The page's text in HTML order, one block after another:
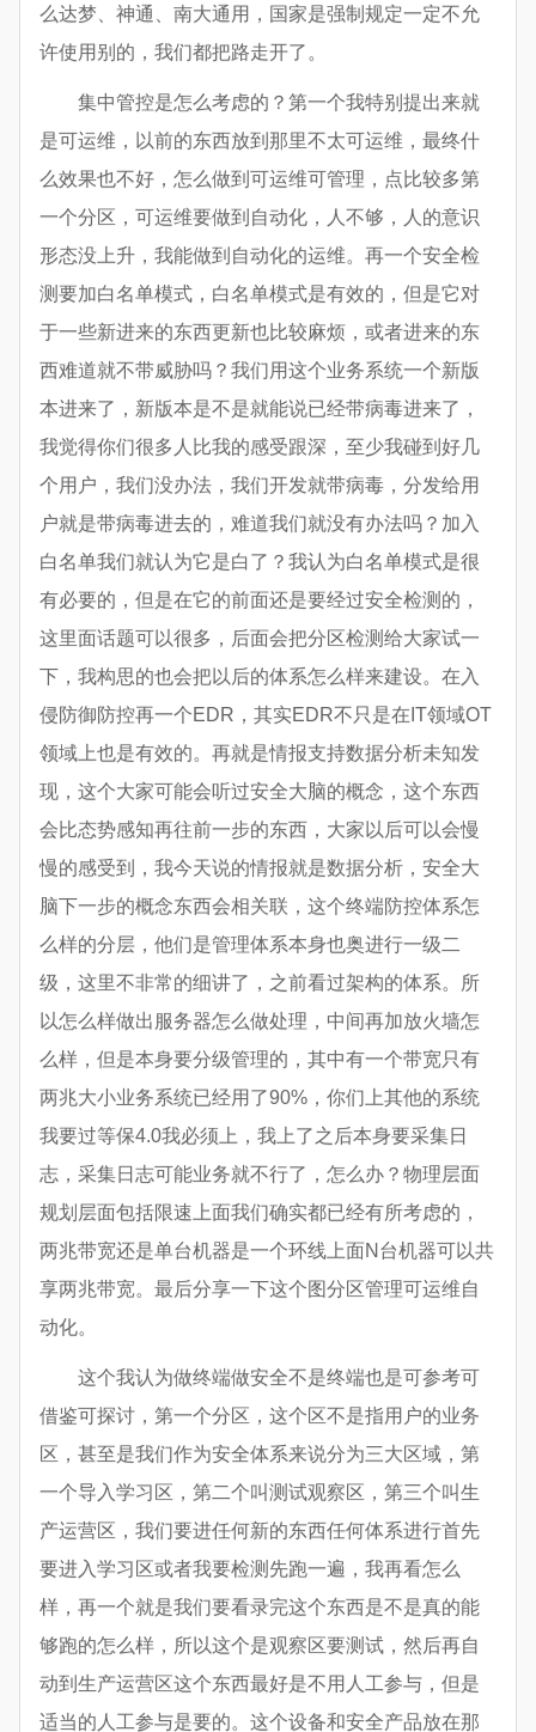
么达梦、神通、南大通用，国家是强制规定一定不允
许使用别的，我们都把路走开了。
集中管控是怎么考虑的？第一个我特别提出来就
是可运维，以前的东西放到那里不太可运维，最终什
么效果也不好，怎么做到可运维可管理，点比较多第
一个分区，可运维要做到自动化，人不够，人的意识
形态没上升，我能做到自动化的运维。再一个安全检
测要加白名单模式，白名单模式是有效的，但是它对
于一些新进来的东西更新也比较麻烦，或者进来的东
西难道就不带威胁吗？我们用这个业务系统一个新版
本进来了，新版本是不是就能说已经带病毒进来了，
我觉得你们很多人比我的感受跟深，至少我碰到好几
个用户，我们没办法，我们开发就带病毒，分发给用
户就是带病毒进去的，难道我们就没有办法吗？加入
白名单我们就认为它是白了？我认为白名单模式是很
有必要的，但是在它的前面还是要经过安全检测的，
这里面话题可以很多，后面会把分区检测给大家试一
下，我构思的也会把以后的体系怎么样来建设。在入
侵防御防控再一个EDR，其实EDR不只是在IT领域OT
领域上也是有效的。再就是情报支持数据分析未知发
现，这个大家可能会听过安全大脑的概念，这个东西
会比态势感知再往前一步的东西，大家以后可以会慢
慢的感受到，我今天说的情报就是数据分析，安全大
脑下一步的概念东西会相关联，这个终端防控体系怎
么样的分层，他们是管理体系本身也奥进行一级二
级，这里不非常的细讲了，之前看过架构的体系。所
以怎么样做出服务器怎么做处理，中间再加放火墙怎
么样，但是本身要分级管理的，其中有一个带宽只有
两兆大小业务系统已经用了90%，你们上其他的系统
我要过等保4.0我必须上，我上了之后本身要采集日
志，采集日志可能业务就不行了，怎么办？物理层面
规划层面包括限速上面我们确实都已经有所考虑的，
两兆带宽还是单台机器是一个环线上面N台机器可以共
享两兆带宽。最后分享一下这个图分区管理可运维自
动化。
这个我认为做终端做安全不是终端也是可参考可
借鉴可探讨，第一个分区，这个区不是指用户的业务
区，甚至是我们作为安全体系来说分为三大区域，第
一个导入学习区，第二个叫测试观察区，第三个叫生
产运营区，我们要进任何新的东西任何体系进行首先
要进入学习区或者我要检测先跑一遍，我再看怎么
样，再一个就是我们要看录完这个东西是不是真的能
够跑的怎么样，所以这个是观察区要测试，然后再自
动到生产运营区这个东西最好是不用人工参与，但是
适当的人工参与是要的。这个设备和安全产品放在那